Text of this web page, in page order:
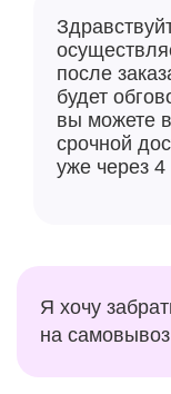
поддержкой
сравнению
Air.
одной
поддержка
связи.
после
будет
вы можете
срочной
уже через 4
Я хочу
на